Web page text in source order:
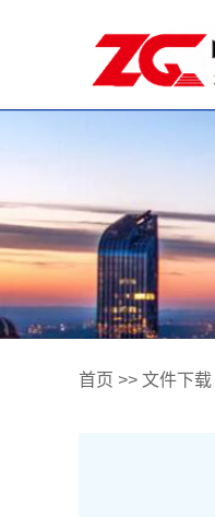
首页 >> 文件下载